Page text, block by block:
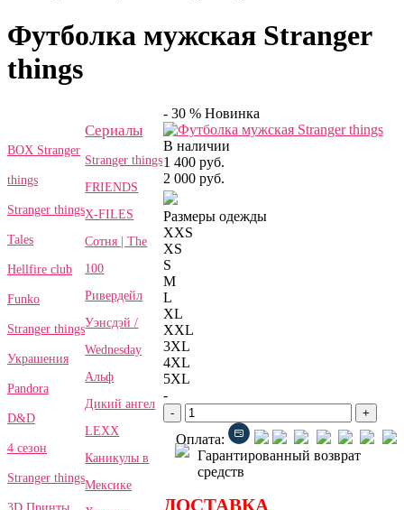
Футболка мужская Stranger
things
BOX Stranger
things
Stranger things
Tales
Hellfire club
Funko
Stranger things
Украшения
Pandora
D&D
4 сезон
Stranger things
Сериалы
Stranger things
FRIENDS
X-FILES
Сотня | The
100
Ривердейл
Уэнсдэй /
Wednesday
Альф
Дикий ангел
LEXX
Каникулы в
Мексике
- 30 % Новинка
В наличии
1 400 руб.
2 000 руб.
Размеры одежды
XXS
XS
S
M
L
XL
XXL
3XL
4XL
5XL
-
- +
Оплата:
Гарантированный возврат
средств
ДОСТАВКА